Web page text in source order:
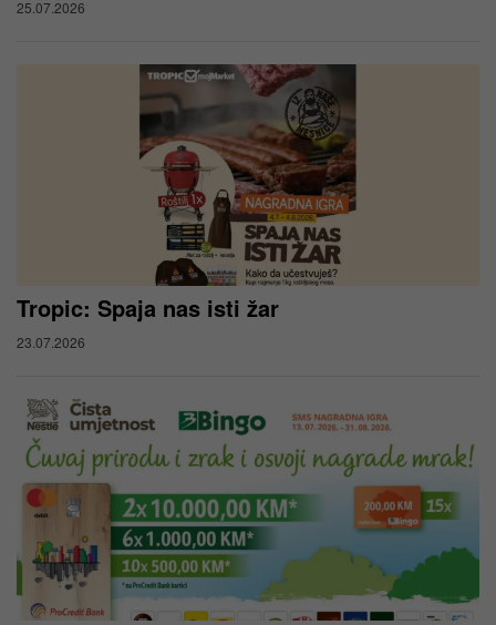
25.07.2026
Tropic: Spaja nas isti žar
23.07.2026